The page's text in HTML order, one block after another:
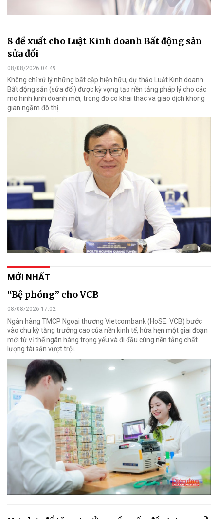
8 đề xuất cho Luật Kinh doanh Bất động sản
sửa đổi
08/08/2026 04:49
Không chỉ xử lý những bất cập hiện hữu, dự thảo Luật Kinh doanh
Bất động sản (sửa đổi) được kỳ vọng tạo nền tảng pháp lý cho các
mô hình kinh doanh mới, trong đó có khai thác và giao dịch không
gian ngầm đô thị.
MỚI NHẤT
“Bệ phóng” cho VCB
08/08/2026 17:02
Ngân hàng TMCP Ngoại thương Vietcombank (HoSE: VCB) bước
vào chu kỳ tăng trưởng cao của nền kinh tế, hứa hẹn một giai đoạn
mới từ vị thế ngân hàng trọng yếu và đi đầu cùng nền tảng chất
lượng tài sản vượt trội.